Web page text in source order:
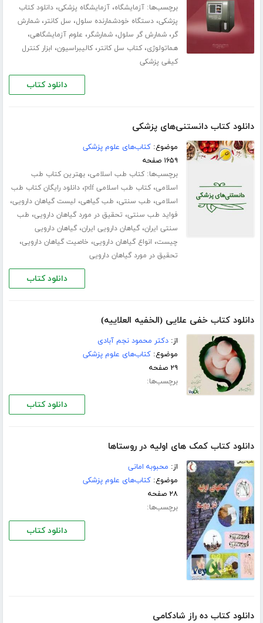
برچسب‌ها:آزمایشگاه،آزمایشگاه پزشکی،دانلود کتاب
پزشکی،دستگاه خودشمارنده سلول، سل کانتر،شمارش
گر،شمارش گر سلول،شمارشگر، علوم آزمایشگاهی،
هماتولوژی،کتاب سل کانتر،کالیبراسیون، ابزار کنترل
کیفی پزشکی
دانلود کتاب
دانلود کتاب دانستنی‌های پزشکی
موضوع:کتاب‌های علوم پزشکی
۱۶۵۹ صفحه
برچسب‌ها:کتاب طب اسلامی،بهترین کتاب طب
اسلامی،کتاب طب اسلامی pdf ،دانلود رایگان کتاب طب
اسلامی، طب سنتی، طب گیاهی، لیست گیاهان دارویی،
فواید طب سنتی، تحقیق در مورد گیاهان دارویی، طب
سنتی ایران،گیاهان دارویی ایران،گیاهان دارویی
چیست، انواع گیاهان دارویی، خاصیت گیاهان دارویی،
تحقیق در مورد گیاهان دارویی
دانلود کتاب
دانلود کتاب خفی علایی (الخفیه العلاییه)
از:دکتر محمود نجم آبادی
موضوع:کتاب‌های علوم پزشکی
۲۹ صفحه
برچسب‌ها:
دانلود کتاب
دانلود کتاب کمک های اولیه در روستاها
از: محبوبه امانی
موضوع:کتاب‌های علوم پزشکی
۲۸ صفحه
برچسب‌ها:
دانلود کتاب
دانلود کتاب ده راز شادکامی